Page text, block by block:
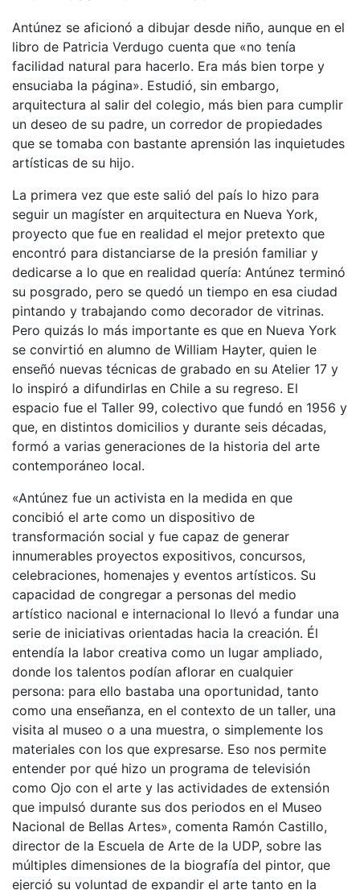
Antúnez se aficionó a dibujar desde niño, aunque en el
libro de Patricia Verdugo cuenta que «no tenía
facilidad natural para hacerlo. Era más bien torpe y
ensuciaba la página». Estudió, sin embargo,
arquitectura al salir del colegio, más bien para cumplir
un deseo de su padre, un corredor de propiedades
que se tomaba con bastante aprensión las inquietudes
artísticas de su hijo.
La primera vez que este salió del país lo hizo para
seguir un magíster en arquitectura en Nueva York,
proyecto que fue en realidad el mejor pretexto que
encontró para distanciarse de la presión familiar y
dedicarse a lo que en realidad quería: Antúnez terminó
su posgrado, pero se quedó un tiempo en esa ciudad
pintando y trabajando como decorador de vitrinas.
Pero quizás lo más importante es que en Nueva York
se convirtió en alumno de William Hayter, quien le
enseñó nuevas técnicas de grabado en su Atelier 17 y
lo inspiró a difundirlas en Chile a su regreso. El
espacio fue el Taller 99, colectivo que fundó en 1956 y
que, en distintos domicilios y durante seis décadas,
formó a varias generaciones de la historia del arte
contemporáneo local.
«Antúnez fue un activista en la medida en que
concibió el arte como un dispositivo de
transformación social y fue capaz de generar
innumerables proyectos expositivos, concursos,
celebraciones, homenajes y eventos artísticos. Su
capacidad de congregar a personas del medio
artístico nacional e internacional lo llevó a fundar una
serie de iniciativas orientadas hacia la creación. Él
entendía la labor creativa como un lugar ampliado,
donde los talentos podían aflorar en cualquier
persona: para ello bastaba una oportunidad, tanto
como una enseñanza, en el contexto de un taller, una
visita al museo o a una muestra, o simplemente los
materiales con los que expresarse. Eso nos permite
entender por qué hizo un programa de televisión
como Ojo con el arte y las actividades de extensión
que impulsó durante sus dos periodos en el Museo
Nacional de Bellas Artes», comenta Ramón Castillo,
director de la Escuela de Arte de la UDP, sobre las
múltiples dimensiones de la biografía del pintor, que
ejerció su voluntad de expandir el arte tanto en la